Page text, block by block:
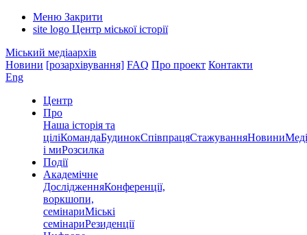
Меню Закрити
site logo Центр міської історії
Міський медіаархів
Новини [розархівування] FAQ Про проект Контакти
Eng
Центр
Про
Наша історія та
ціліКомандаБудинокСпівпрацяСтажуванняНовини
і миРозсилка
Події
Академічне
ДослідженняКонференції,
воркшопи,
семінариМіські
семінариРезиденції